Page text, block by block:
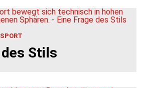
des Stils